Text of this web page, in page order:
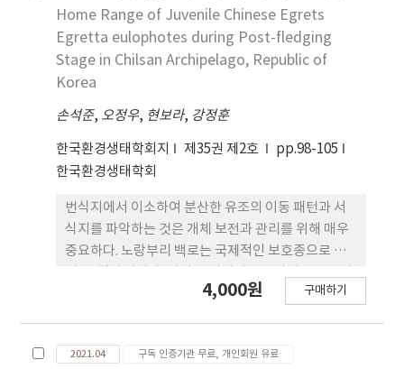
Home Range of Juvenile Chinese Egrets
Egretta eulophotes during Post-fledging
Stage in Chilsan Archipelago, Republic of
Korea
손석준, 오정우, 현보라, 강정훈
한국환경생태학회지 제35권 제2호
pp.98-105
한국환경생태학회
번식지에서 이소하여 분산한 유조의 이동 패턴과 서
식지를 파악하는 것은 개체 보전과 관리를 위해 매우
중요하다. 노랑부리 백로는 국제적인 보호종으로 필
시아, 우리나라 서해 무인도서에서 번식한다. 본 연구
로 야생동물위치추적장치를 부착하여 이소 후 하절기
4,000원 구매하기
2021.04 구독 인증기관 무료, 개인회원 유료